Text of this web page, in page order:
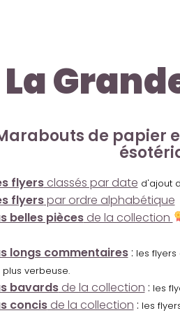
La
de papier
flyersclassés par date d'ajout
flyerspar ordre alphabétique
belles piècesde la collection
longs commentaires: les flyers
verbeuse.
bavardsde la collection : les
concisde la collection : les